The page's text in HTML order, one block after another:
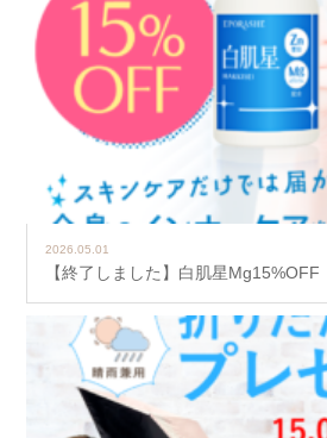
2026.05.01
【終了しました】白肌星Mg15%OFF